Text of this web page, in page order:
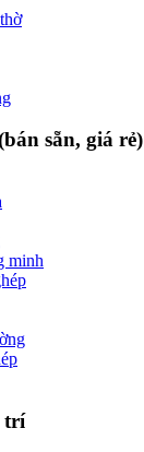
sẵn, giá rẻ)
minh
trí